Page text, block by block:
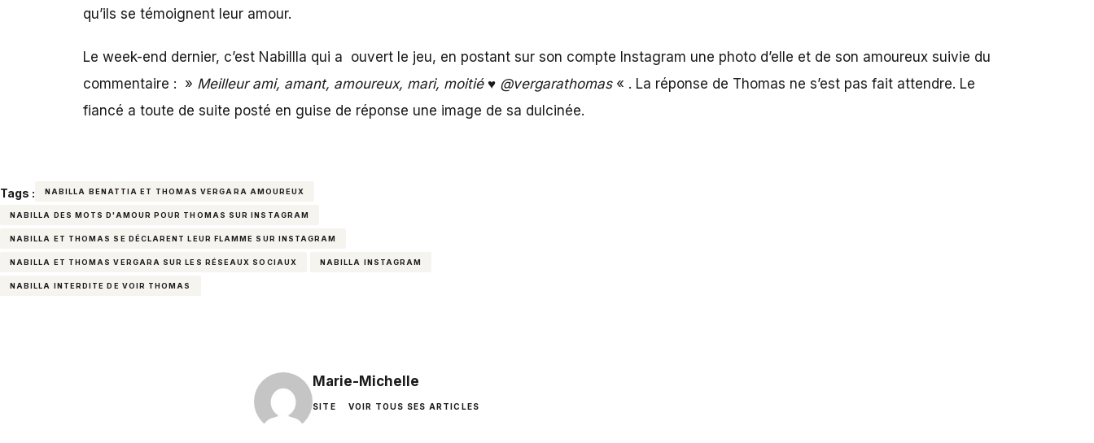
qu’ils se témoignent leur amour.
Le week-end dernier, c’est Nabillla qui a ouvert le jeu, en postant sur son compte Instagram une photo d’elle et de son amoureux suivie du
commentaire : » Meilleur ami, amant, amoureux, mari, moitié ♥ @vergarathomas« . La réponse de Thomas ne s’est pas fait attendre. Le
fiancé a toute de suite posté en guise de réponse une image de sa dulcinée.
Tags : NABILLA BENATTIA ET THOMAS VERGARA AMOUREUX
NABILLA DES MOTS D'AMOUR POUR THOMAS SUR INSTAGRAM
NABILLA ET THOMAS SE DÉCLARENT LEUR FLAMME SUR INSTAGRAM
NABILLA ET THOMAS VERGARA SUR LES RÉSEAUX SOCIAUX NABILLA INSTAGRAM
NABILLA INTERDITE DE VOIR THOMAS
Marie-Michelle
SITE VOIR TOUS SES ARTICLES